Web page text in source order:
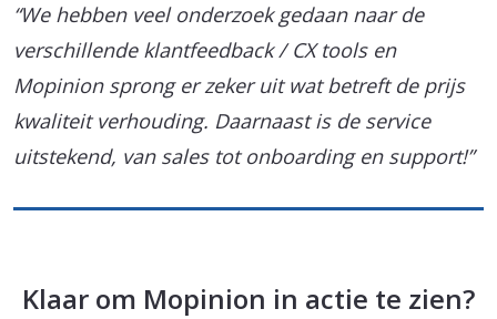
“We hebben veel onderzoek gedaan naar de
verschillende klantfeedback / CX tools en
Mopinion sprong er zeker uit wat betreft de prijs
kwaliteit verhouding. Daarnaast is de service
uitstekend, van sales tot onboarding en support!”
Klaar om Mopinion in actie te zien?